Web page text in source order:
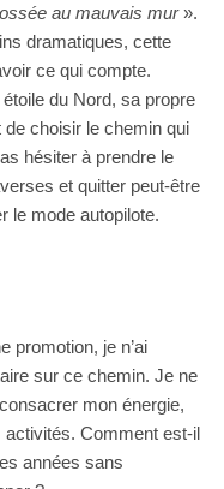
au mauvais mur».
dramatiques, cette
ce qui compte.
du Nord, sa propre
de choisir le chemin qui
hésiter à prendre le
et quitter peut-être
le mode autopilote.
promotion, je n’ai
sur ce chemin. Je ne
mon énergie,
activités. Comment est-il
années sans